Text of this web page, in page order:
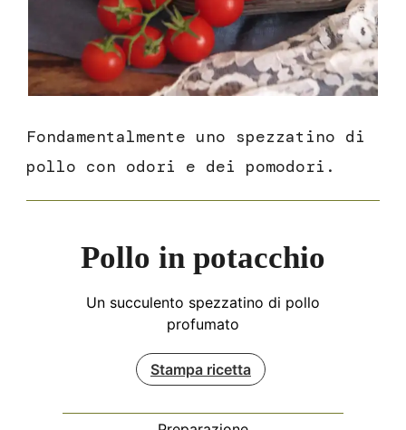
Fondamentalmente uno spezzatino di
pollo con odori e dei pomodori.
Pollo in potacchio
Un succulento spezzatino di pollo
profumato
Stampa ricetta